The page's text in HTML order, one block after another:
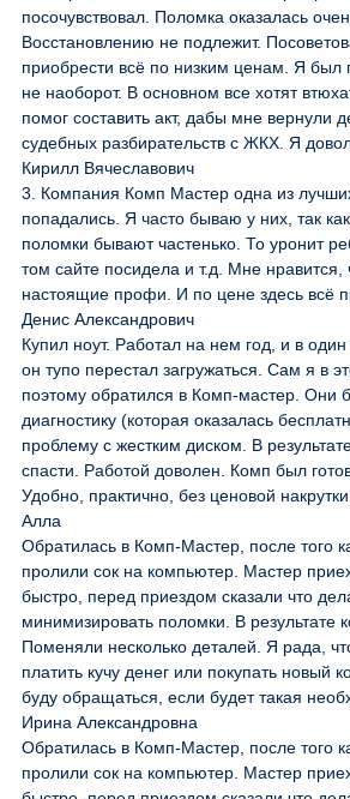
посочувствовал. Поломка оказалась
Восстановлению не подлежит.
приобрести всё по низким ценам. Я был
не наоборот. В основном все хотят
помог составить акт, дабы мне вернули
судебных разбирательств с ЖКХ. Я
Кирилл Вячеславович
3. Компания Комп Мастер одна из
попадались. Я часто бываю у них, так
поломки бывают частенько. То уронит
том сайте посидела и т.д. Мне нравится,
настоящие профи. И по цене здесь всё
Денис Александрович
Купил ноут. Работал на нем год, и в
он тупо перестал загружаться. Сам я в
поэтому обратился в Комп-мастер. Они
диагностику (которая оказалась
проблему с жестким диском. В
спасти. Работой доволен. Комп был
Удобно, практично, без ценовой накрутки.
Алла
Обратилась в Комп-Мастер, после того
пролили сок на компьютер. Мастер
быстро, перед приездом сказали что
минимизировать поломки. В результате
Поменяли несколько деталей. Я рада,
платить кучу денег или покупать новый
буду обращаться, если будет такая
Ирина Александровна
Обратилась в Комп-Мастер, после того
пролили сок на компьютер. Мастер